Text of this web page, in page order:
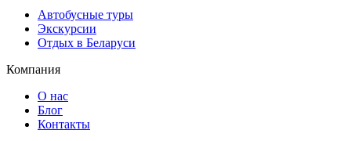
Автобусные туры
Экскурсии
Отдых в Беларуси
Компания
О нас
Блог
Контакты